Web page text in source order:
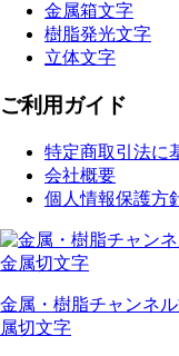
金属箱文字
樹脂発光文字
立体文字
ご利用ガイド
特定商取引法に
会社概要
個人情報保護方
金属・樹脂チャンネ
属切文字